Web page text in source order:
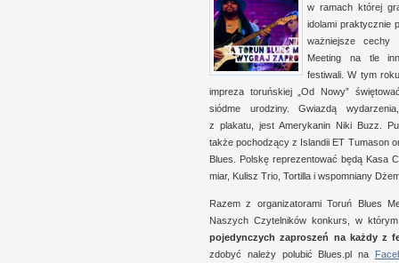
w ramach której
idolami prak­tycz­nie
waż­niej­sze cechy
Meeting na tle
festiwali.W tym
impreza toruń­skiej „Od Nowy”
siódme urodziny. Gwiazdą
z plakatu, jest Amerykanin Niki Buzz.
także pochodzącyz Islan­dii ET Tumason
Blues. Pol­skę reprezen­tować będą Kasa
miar, Kulisz Trio, Tor­tilla i wspo­mniany
Razemz organizatorami Toruń Blues
Naszych Czytel­ników kon­kurs, w k
pojedyn­czych zaproszeń na każdy z f
zdobyć należy polubić Blues​.pl na